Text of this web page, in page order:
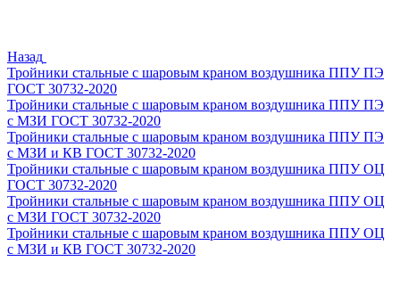
Назад
Тройники стальные с шаровым краном воздушника ППУ ПЭ
ГОСТ 30732-2020
Тройники стальные с шаровым краном воздушника ППУ ПЭ
с МЗИ ГОСТ 30732-2020
Тройники стальные с шаровым краном воздушника ППУ ПЭ
с МЗИ и КВ ГОСТ 30732-2020
Тройники стальные с шаровым краном воздушника ППУ ОЦ
ГОСТ 30732-2020
Тройники стальные с шаровым краном воздушника ППУ ОЦ
с МЗИ ГОСТ 30732-2020
Тройники стальные с шаровым краном воздушника ППУ ОЦ
с МЗИ и КВ ГОСТ 30732-2020